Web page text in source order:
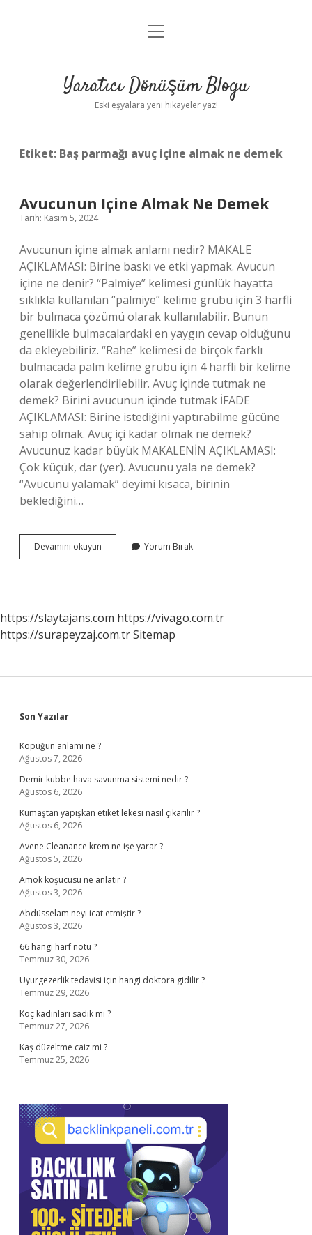
Anasayfa
Yasal Uyarı
menüyü
Yaratıcı Dönüşüm Blogu
Eski eşyalara yeni hikayeler yaz!
Etiket: Baş parmağı avuç içine almak ne demek
Avucunun Içine Almak Ne Demek
Tarih: Kasım 5, 2024
Avucunun içine almak anlamı nedir? MAKALE
AÇIKLAMASI: Birine baskı ve etki yapmak. Avucun
içine ne denir? “Palmiye” kelimesi günlük hayatta
sıklıkla kullanılan “palmiye” kelime grubu için 3 harfli
bir bulmaca çözümü olarak kullanılabilir. Bunun
genellikle bulmacalardaki en yaygın cevap olduğunu
da ekleyebiliriz. “Rahe” kelimesi de birçok farklı
bulmacada palm kelime grubu için 4 harfli bir kelime
olarak değerlendirilebilir. Avuç içinde tutmak ne
demek? Birini avucunun içinde tutmak İFADE
AÇIKLAMASI: Birine istediğini yaptırabilme gücüne
sahip olmak. Avuç içi kadar olmak ne demek?
Avucunuz kadar büyük MAKALENİN AÇIKLAMASI:
Çok küçük, dar (yer). Avucunu yala ne demek?
“Avucunu yalamak” deyimi kısaca, birinin
beklediğini…
Devamını okuyun Avucunun
Içine
Yorum Bırak
https://slaytajans.com https://vivago.com.tr
https://surapeyzaj.com.trSitemap
Sidebar
Son Yazılar
Köpüğün anlamı ne ?
Ağustos 7, 2026
Demir kubbe hava savunma sistemi nedir ?
Ağustos 6, 2026
Kumaştan yapışkan etiket lekesi nasıl çıkarılır ?
Ağustos 6, 2026
Avene Cleanance krem ne işe yarar ?
Ağustos 5, 2026
Amok koşucusu ne anlatır ?
Ağustos 3, 2026
Abdüsselam neyi icat etmiştir ?
Ağustos 3, 2026
66 hangi harf notu ?
Temmuz 30, 2026
Uyurgezerlik tedavisi için hangi doktora gidilir ?
Temmuz 29, 2026
Koç kadınları sadık mı ?
Temmuz 27, 2026
Kaş düzeltme caiz mi ?
Temmuz 25, 2026